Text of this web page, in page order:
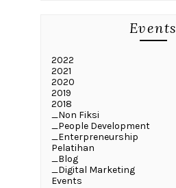
Events
2022
2021
2020
2019
2018
_Non Fiksi
_People Development
_Enterpreneurship
Pelatihan
_Blog
_Digital Marketing
Events